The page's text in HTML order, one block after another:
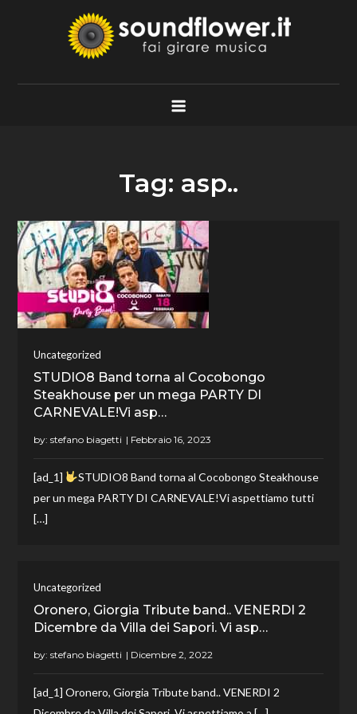
Soundflower.it
Fai Girare Musica
Tag: asp..
Uncategorized
STUDIO8 Band torna al Cocobongo
Steakhouse per un mega PARTY DI
CARNEVALE!Vi asp…
by:stefano biagetti
[ad_1]
STUDIO8 Band torna al Cocobongo Steakhouse
per un mega PARTY DI CARNEVALE!Vi aspettiamo tutti
[…]
Uncategorized
Oronero, Giorgia Tribute band.. VENERDI 2
Dicembre da Villa dei Sapori. Vi asp…
by:stefano biagetti
[ad_1] Oronero, Giorgia Tribute band.. VENERDI 2